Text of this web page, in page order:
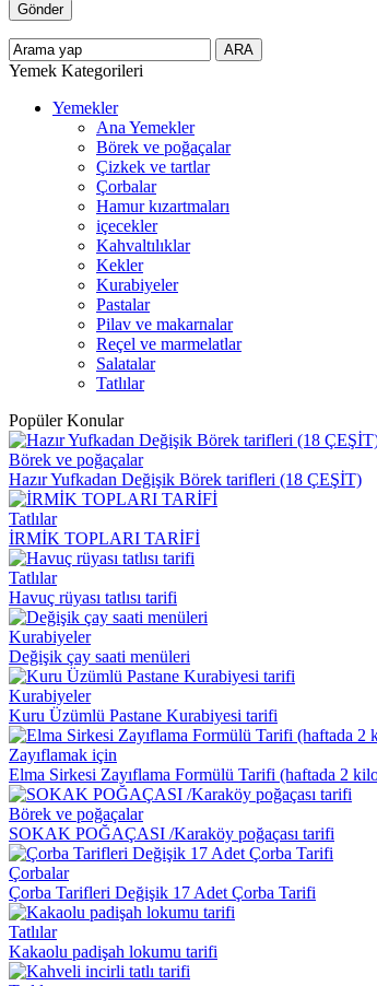
Yemek Kategorileri
Yemekler
Ana Yemekler
Börek ve poğaçalar
Çizkek ve tartlar
Çorbalar
Hamur kızartmaları
içecekler
Kahvaltılıklar
Kekler
Kurabiyeler
Pastalar
Pilav ve makarnalar
Reçel ve marmelatlar
Salatalar
Tatlılar
Popüler Konular
Börek ve poğaçalar
Hazır Yufkadan Değişik Börek tarifleri (18 ÇEŞİT)
Tatlılar
İRMİK TOPLARI TARİFİ
Tatlılar
Havuç rüyası tatlısı tarifi
Kurabiyeler
Değişik çay saati menüleri
Kurabiyeler
Kuru Üzümlü Pastane Kurabiyesi tarifi
Zayıflamak için
Elma Sirkesi Zayıflama Formülü Tarifi (haftada 2
Börek ve poğaçalar
SOKAK POĞAÇASI /Karaköy poğaçası tarifi
Çorbalar
Çorba Tarifleri Değişik 17 Adet Çorba Tarifi
Tatlılar
Kakaolu padişah lokumu tarifi